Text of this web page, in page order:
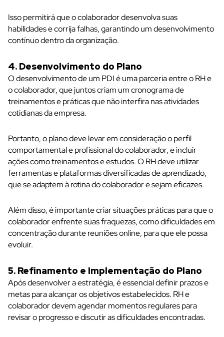
Isso permitirá que o colaborador desenvolva suas
habilidades e corrija falhas, garantindo um desenvolvimento
contínuo dentro da organização.
4. Desenvolvimento do Plano
O desenvolvimento de um PDI é uma parceria entre o RH e
o colaborador, que juntos criam um cronograma de
treinamentos e práticas que não interfira nas atividades
cotidianas da empresa.
Portanto, o plano deve levar em consideração o perfil
comportamental e profissional do colaborador, e incluir
ações como treinamentos e estudos. O RH deve utilizar
ferramentas e plataformas diversificadas de aprendizado,
que se adaptem à rotina do colaborador e sejam eficazes.
Além disso, é importante criar situações práticas para que o
colaborador enfrente suas fraquezas, como dificuldades em
concentração durante reuniões online, para que ele possa
evoluir.
5. Refinamento e Implementação do Plano
Após desenvolver a estratégia, é essencial definir prazos e
metas para alcançar os objetivos estabelecidos. RH e
colaborador devem agendar momentos regulares para
revisar o progresso e discutir as dificuldades encontradas.